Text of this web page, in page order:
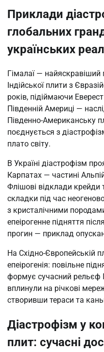
Приклади
глобальних
українських
Гімалаї — найяскравіший
Індійської плити з
років, підіймаючи
Південній Америці —
Південно-Американську
поєднується з
плато світу.
В Україні діастрофізм
Карпатах — частині
Флішові відклади крейди
складки під час
з кристалічними
епеірогенне підняття
прогин — приклад
На Східно-Європейській
епеірогенія: повільне
формує сучасний рельєф
вплинули на річкові
створивши тераси та
Діастрофізм у
плит: сучасні